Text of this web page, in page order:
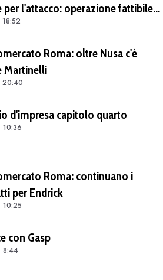
per l'attacco: operazione fattibile
prestito
Roma: oltre Nusa c'è
Martinelli
20:40
d'impresa capitolo quarto
10:36
Roma: continuano i
per Endrick
10:25
con Gasp
8:44